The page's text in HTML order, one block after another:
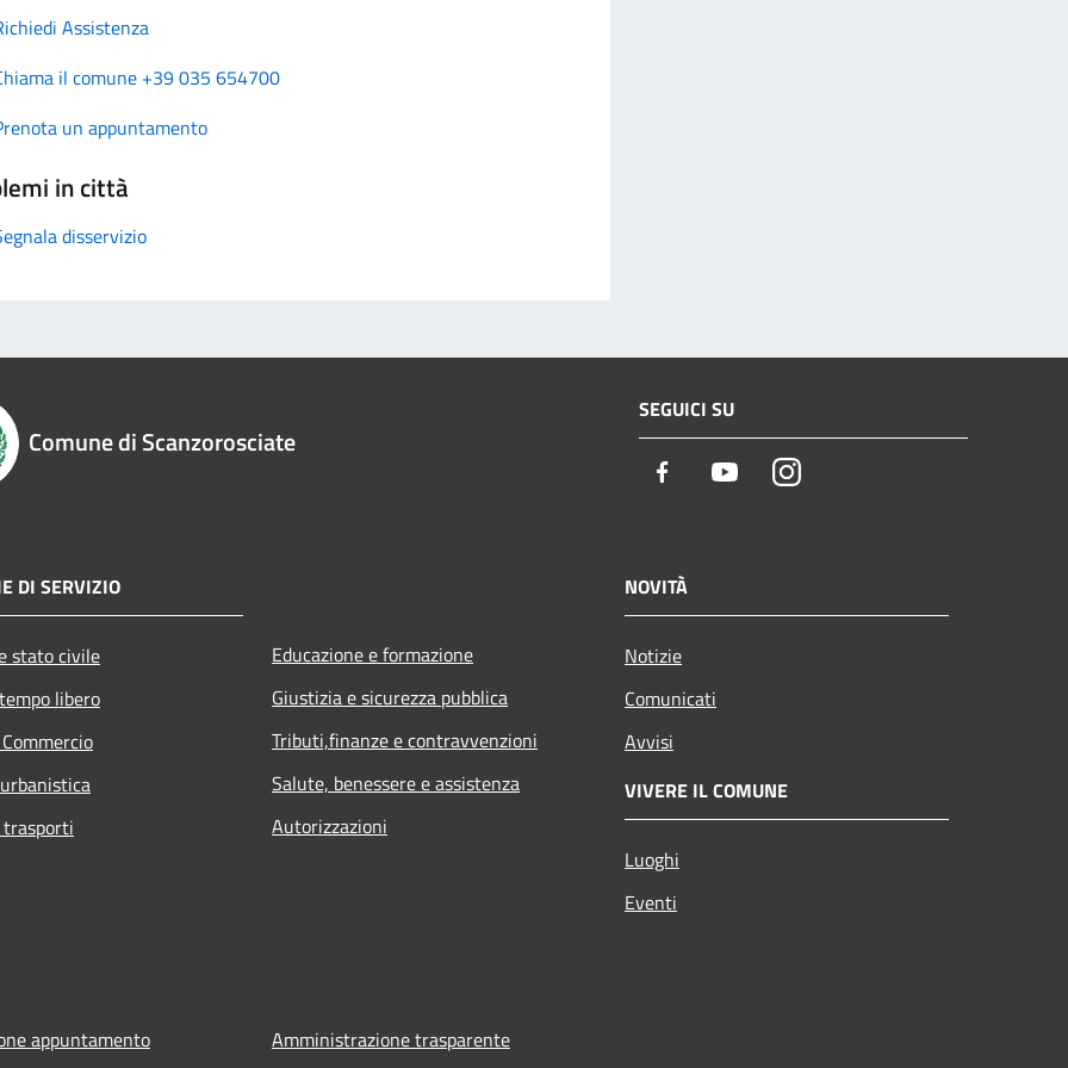
Assistenza
il comune +39 035 654700
un appuntamento
in città
disservizio
Comune di Scanzorosciate
SEGUICI SU
Facebook YoutubeInstagram
DI SERVIZIO
stato civile
libero
Educazione e formazione
Giustizia e sicurezza pubblica
Tributi,finanze e contravvenzioni
Salute, benessere e assistenza
Autorizzazioni
NOVITÀ
Notizie
Comunicati
Avvisi
VIVERE IL COMUNE
Luoghi
Eventi
appuntamento
Amministrazione trasparente